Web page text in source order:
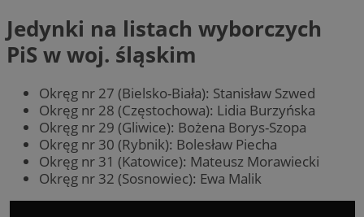
Jedynki na listach wyborczych
PiS w woj. śląskim
Okręg nr 27 (Bielsko-Biała): Stanisław Szwed
Okręg nr 28 (Częstochowa): Lidia Burzyńska
Okręg nr 29 (Gliwice): Bożena Borys-Szopa
Okręg nr 30 (Rybnik): Bolesław Piecha
Okręg nr 31 (Katowice): Mateusz Morawiecki
Okręg nr 32 (Sosnowiec): Ewa Malik